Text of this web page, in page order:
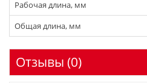
Рабочая длина, мм
Общая длина, мм
Отзывы (0)